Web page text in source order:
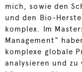
mich, sowie den
und den Bio-
komplex. Im
Management“
komplexe globale
analysieren und